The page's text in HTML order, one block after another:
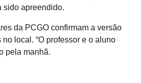
sido apreendido.
da PCGO confirmam a versão
local. “O professor e o aluno
pela manhã.